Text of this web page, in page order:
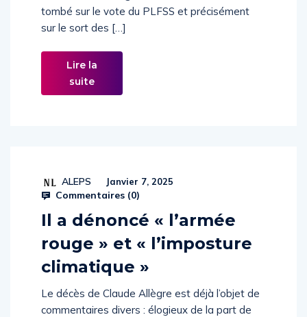
évidences : 1° Le gouvernement Barnier est
tombé sur le vote du PLFSS et précisément
Lire la
suite
ALEPS Janvier 7, 2025
Il a dénoncé « l’armée
rouge » et « l’imposture
climatique »
Le décès de Claude Allègre est déjà l’objet de